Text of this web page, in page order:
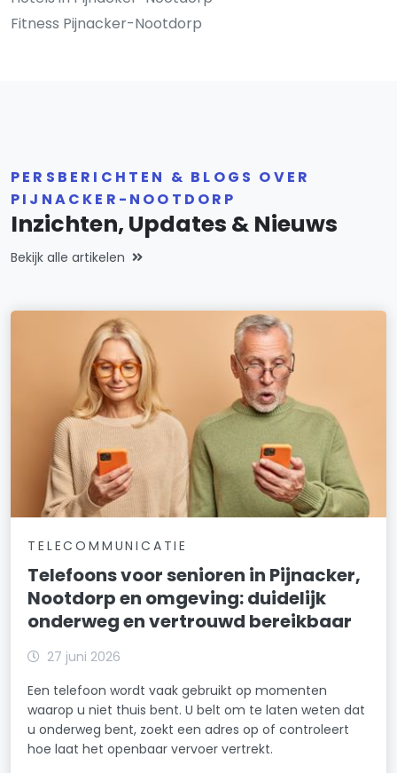
Fitness Pijnacker-Nootdorp
PERSBERICHTEN & BLOGS OVER
PIJNACKER-NOOTDORP
Inzichten, Updates & Nieuws
Bekijk alle artikelen
TELECOMMUNICATIE
Telefoons voor senioren in Pijnacker,
Nootdorp en omgeving: duidelijk
onderweg en vertrouwd bereikbaar
27 juni 2026
Een telefoon wordt vaak gebruikt op momenten
waarop u niet thuis bent. U belt om te laten weten dat
u onderweg bent, zoekt een adres op of controleert
hoe laat het openbaar vervoer vertrekt.